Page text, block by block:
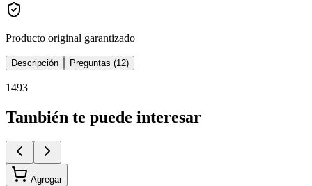
Producto original garantizado
Descripción Preguntas (12)
1493
También te puede interesar
Agregar